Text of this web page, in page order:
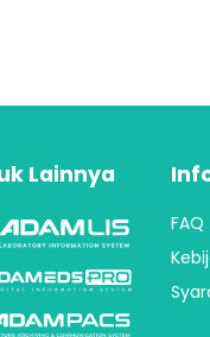
Lainnya
FA​Q